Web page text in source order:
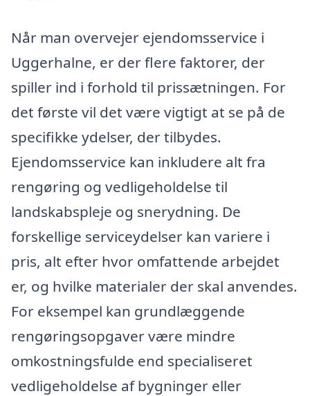
Når man overvejer ejendomsservice i
Uggerhalne, er der flere faktorer, der
spiller ind i forhold til prissætningen. For
det første vil det være vigtigt at se på de
specifikke ydelser, der tilbydes.
Ejendomsservice kan inkludere alt fra
rengøring og vedligeholdelse til
landskabspleje og snerydning. De
forskellige serviceydelser kan variere i
pris, alt efter hvor omfattende arbejdet
er, og hvilke materialer der skal anvendes.
For eksempel kan grundlæggende
rengøringsopgaver være mindre
omkostningsfulde end specialiseret
vedligeholdelse af bygninger eller